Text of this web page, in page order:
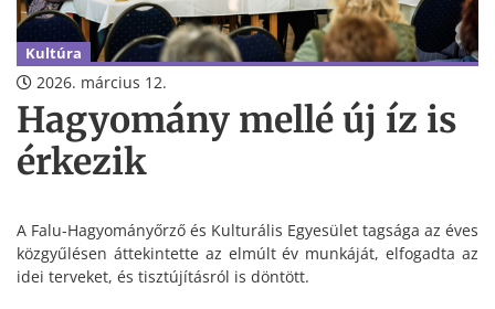
Kultúra
2026. március 12.
Hagyomány mellé új íz is
érkezik
A Falu-Hagyományőrző és Kulturális Egyesület tagsága az éves
közgyűlésen áttekintette az elmúlt év munkáját, elfogadta az
idei terveket, és tisztújításról is döntött.